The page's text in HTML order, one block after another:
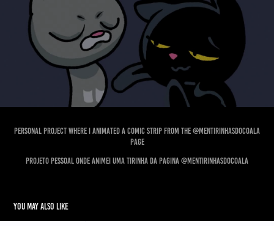
Personal project where I animated a comic strip from the @mentirinhasdocoala
page
Projeto pessoal onde animei uma tirinha da pagina @mentirinhasdocoala
You may also like